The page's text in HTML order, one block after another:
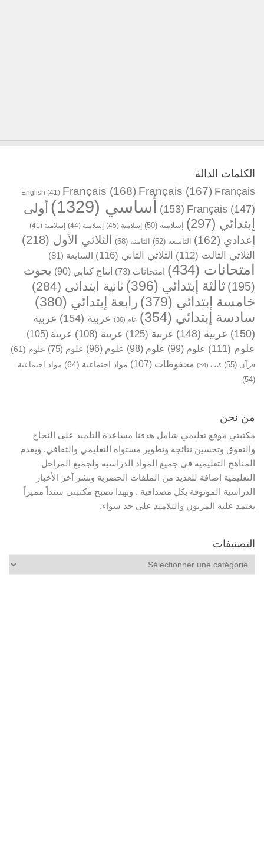
الكلمات الدالة
English (41) Français (168) Français (167) Français
(153) Français (147) أساسي (1329)
أولى
إبتدائي (297) إسلامية (50) إسلامية (45) إسلامية (44) إسلامية (41)
إعدادي (162) التاسعة (52) الثامنة (58) الثلاثي الأول (218)
الثلاثي الثالث (112) الثلاثي الثاني (116) السابعة (81)
امتحانات (434) امتحانات (73) انتاج كتابي (90)
بحوث
(195)
ثالثة إبتدائي (396) ثانية ابتدائي (284)
خامسة إبتدائي (379) رابعة إبتدائي (380)
سادسة إبتدائي (354) عام (36) عربية (154)
عربية
(150)
عربية (148) عربية (125) عربية (108) عربية (105)
علوم (111) علوم (99) علوم (98) علوم (96) علوم (75) علوم (61)
قرآن (55) كتب (34) محفوظات (107) مواد اجتماعية (64)
مواد اجتماعية
(54)
من نحن
مكتبتي موقع تعليمي شامل هدفنا مساعدة التلميذ على النجاح
والتفوق وتحسين نتائجه وتطوير مستواه التعليمي والثقافي. ويقدم
المناهج التعليمية فى جميع المواد الدراسية ولجميع المراحل
التعليمية إضافة للعديد من الملفات الحصرية ونشر آخر الأخبار
الدراسية الموثوقة بكل مصداقية . وبهذا تصبح مكتبتي سنداً مميزاً
يعتمد عليه المربون والتلاميذ على حد سواء.
التصنيفات
التصنيفات